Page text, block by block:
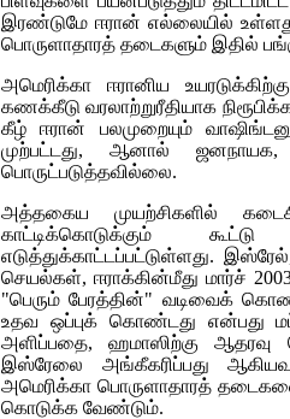
இரண்டுமே ஈரான் எல்லையில்
பொருளாதாரத் தடைகளும் இதில்
அமெரிக்கா ஈரானிய
கணக்கீடு வரலாற்றுரீதியாக
கீழ் ஈரான் பலமுறையும்
முற்பட்டது, ஆனால்
பொருட்படுத்தவில்லை.
அத்தகைய முயற்சிகளில்
காட்டிக்கொடுக்கும்
எடுத்துக்காட்டப்பட்டுள்ளது.
செயல்கள், ஈராக்கின்மீது மார்ச்
"பெரும் பேரத்தின்" வடிவைக்
உதவ ஒப்புக் கொண்டது என்பது
அளிப்பதை, ஹமாஸிற்கு ஆதரவு
இஸ்ரேலை அங்கீகரிப்பது
அமெரிக்கா பொருளாதாரத்
கொடுக்க வேண்டும்.